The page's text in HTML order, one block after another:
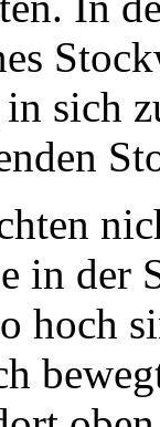
in sich
in der
hoch